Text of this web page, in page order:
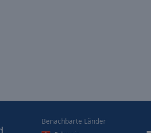
Benachbarte Länder